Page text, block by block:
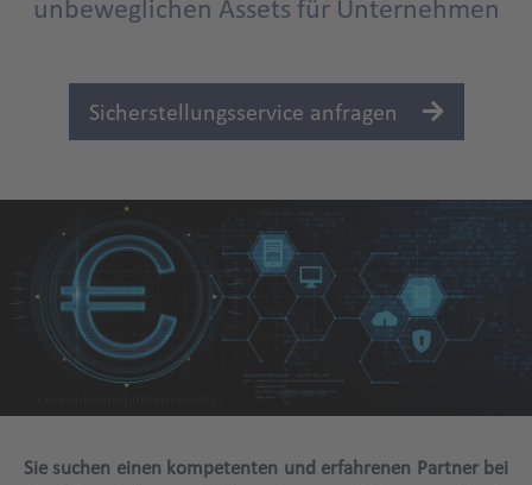
unbeweglichen Assets für Unternehmen
Sicherstellungsservice anfragen
Sie suchen einen kompetenten und erfahrenen Partner bei